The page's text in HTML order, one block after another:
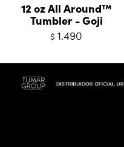
12 oz All Around™
Tumbler - Goji
$ 1.490